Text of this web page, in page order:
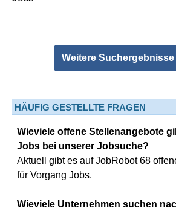
Weitere Suchergebnisse
HÄUFIG GESTELLTE FRAGEN
Wieviele offene Stellenangebote
Jobs bei unserer Jobsuche?
Aktuell gibt es auf JobRobot 68
für Vorgang Jobs.
Wieviele Unternehmen suchen